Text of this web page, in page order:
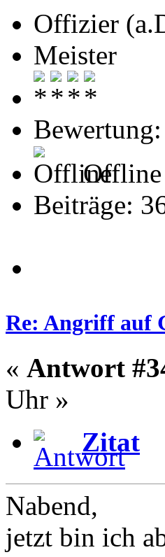
Offizier
Meister
Offline
Beiträge:
Re: Angriff auf
« Antwort
Uhr »
Zitat
Nabend,
jetzt bin ich